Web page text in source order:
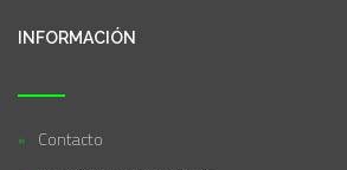
INFORMACIÓN
Contacto